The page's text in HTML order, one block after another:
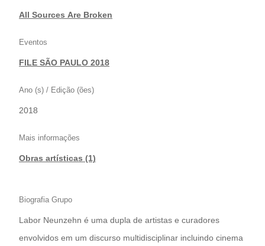
All Sources Are Broken
Eventos
FILE SÃO PAULO 2018
Ano (s) / Edição (ões)
2018
Mais informações
Obras artísticas (1)
Biografia Grupo
Labor Neunzehn é uma dupla de artistas e curadores
envolvidos em um discurso multidisciplinar incluindo cinema